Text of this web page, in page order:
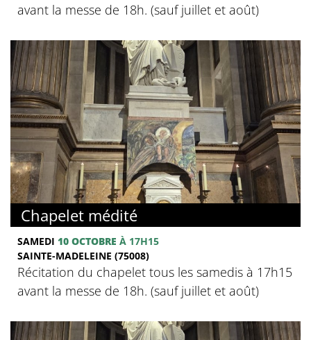
avant la messe de 18h. (sauf juillet et août)
Chapelet médité
SAMEDI 10 OCTOBRE À 17H15
SAINTE-MADELEINE (75008)
Récitation du chapelet tous les samedis à 17h15
avant la messe de 18h. (sauf juillet et août)